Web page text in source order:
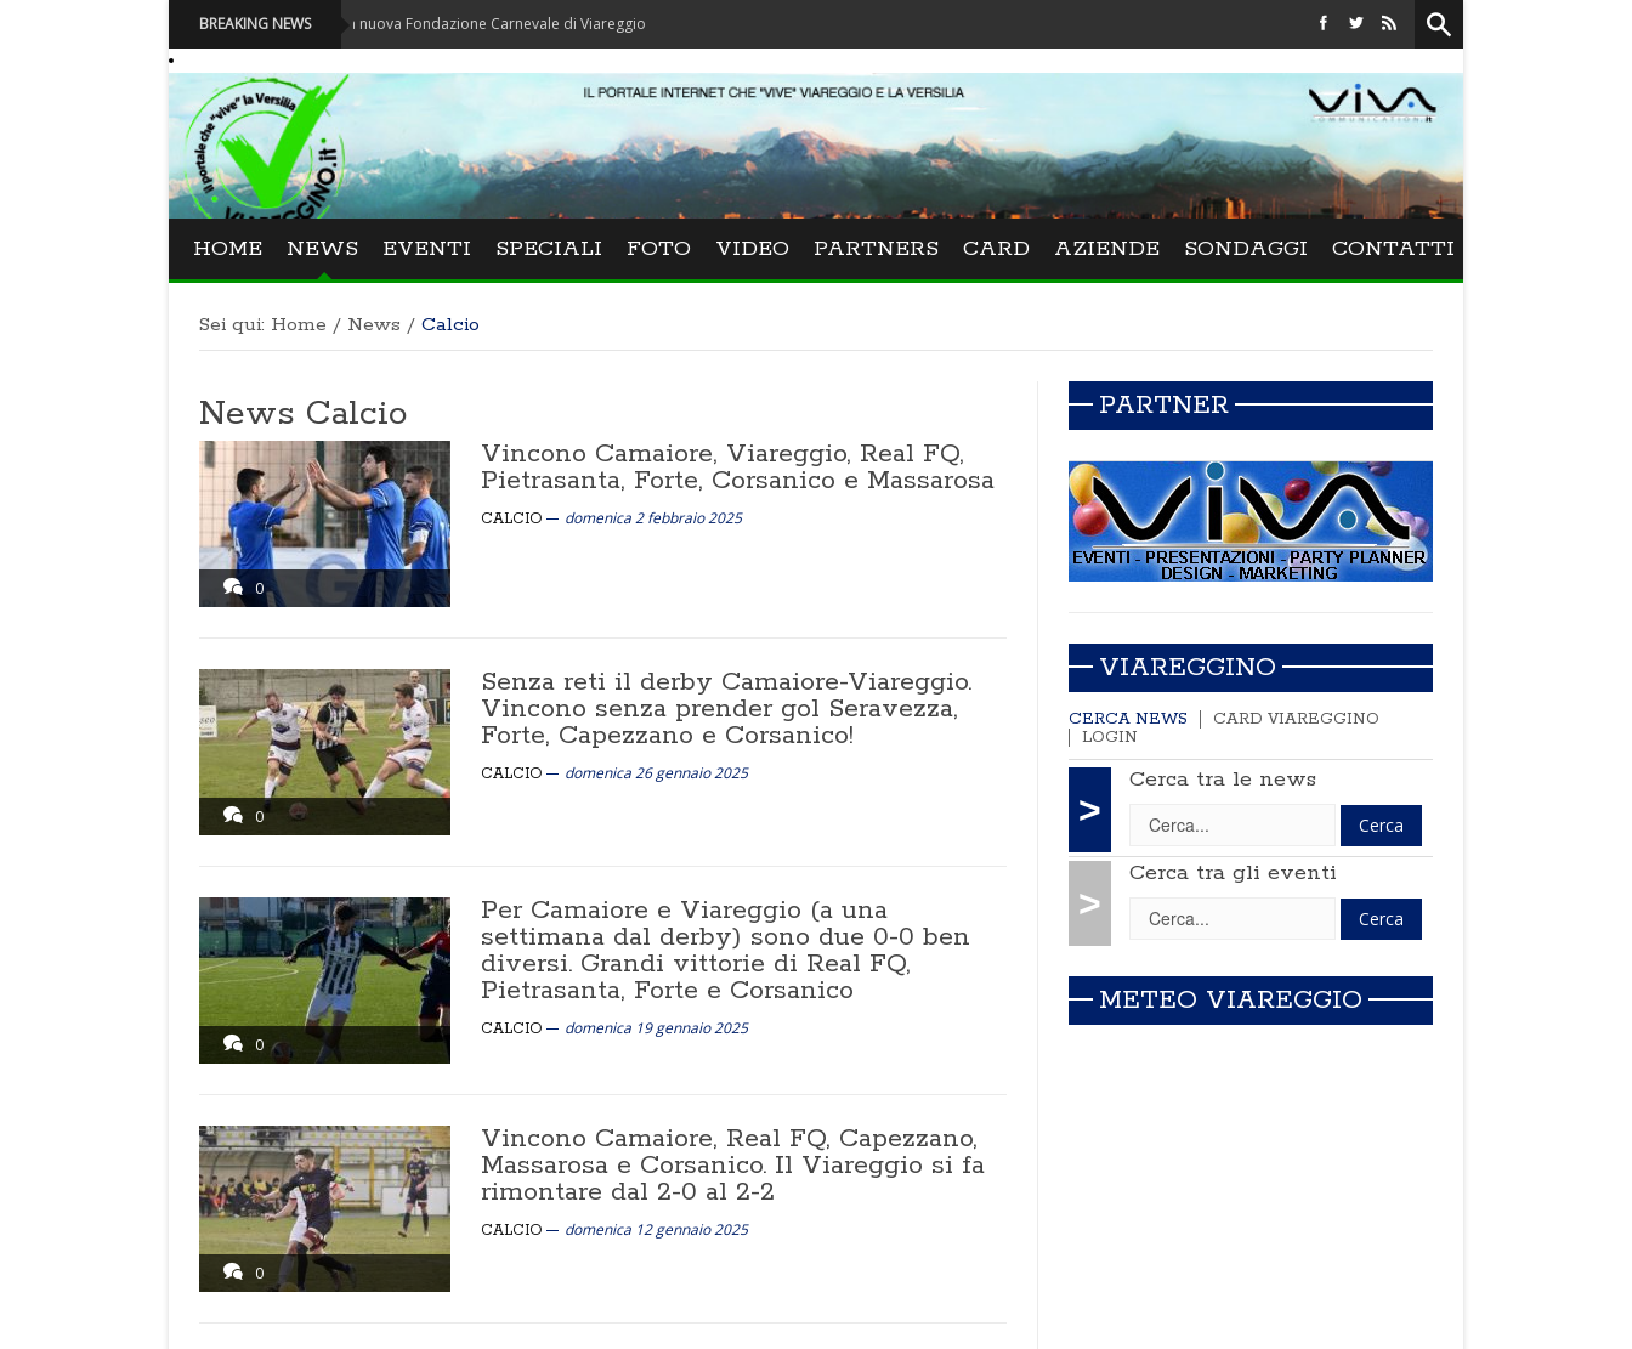
BREAKING NEWS
Carnevale - Nominata la nuova Fondazione Carnevale di Viareggio Festival La Versiliana - La direttrice lucchese Beatrice Venezi
HOME NEWS EVENTI SPECIALI FOTO VIDEO PARTNERS CARD AZIENDE SONDAGGI CONTATTI
Sei qui: Home / News / Calcio
News Calcio
0
Vincono Camaiore, Viareggio, Real FQ,
Pietrasanta, Forte, Corsanico e Massarosa
CALCIO domenica 2 febbraio 2025
0
Senza reti il derby Camaiore-Viareggio.
Vincono senza prender gol Seravezza,
Forte, Capezzano e Corsanico!
CALCIO domenica 26 gennaio 2025
0
Per Camaiore e Viareggio (a una
settimana dal derby) sono due 0-0 ben
diversi. Grandi vittorie di Real FQ,
Pietrasanta, Forte e Corsanico
CALCIO domenica 19 gennaio 2025
0
Vincono Camaiore, Real FQ, Capezzano,
Massarosa e Corsanico. Il Viareggio si fa
rimontare dal 2-0 al 2-2
CALCIO domenica 12 gennaio 2025
PARTNER
VIAREGGINO
CERCA NEWS
CARD VIAREGGINO
LOGIN
>
Cerca tra le news
>
Cerca tra gli eventi
METEO VIAREGGIO